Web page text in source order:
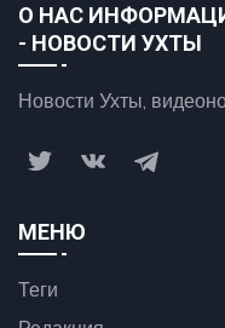
О НАС
- НОВОСТИ УХТЫ
Новости Ухты,
МЕНЮ
Теги